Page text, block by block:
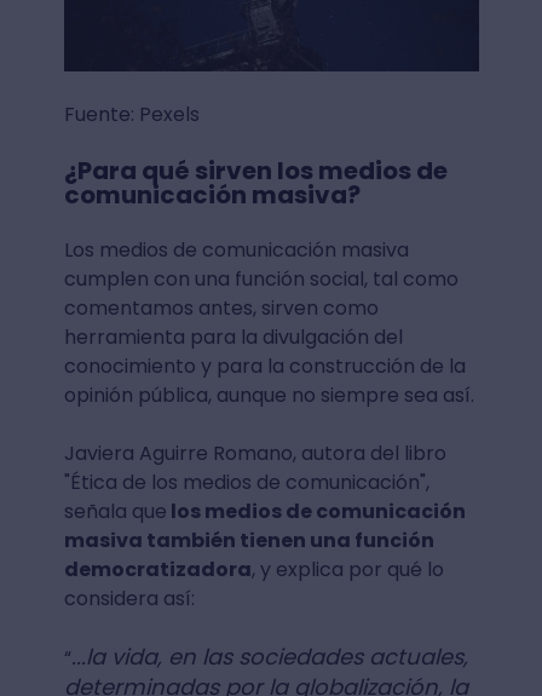
Fuente: Pexels
¿Para qué sirven los medios de
comunicación masiva?
Los medios de comunicación masiva
cumplen con una función social, tal como
comentamos antes, sirven como
herramienta para la divulgación del
conocimiento y para la construcción de la
opinión pública, aunque no siempre sea así.
Javiera Aguirre Romano, autora del libro
"Ética de los medios de comunicación",
señala que los medios de comunicación
masiva también tienen una función
democratizadora, y explica por qué lo
considera así:
“...la vida, en las sociedades actuales,
determinadas por la globalización, la